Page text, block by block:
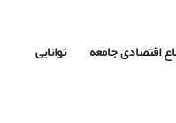
اقتصادی جامعه توانایی